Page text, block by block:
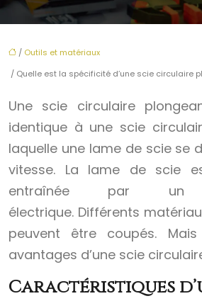
/ Outils et matériaux
/ Quelle est la spécificité d’une scie circulaire
Une scie circulaire
identique à une scie
laquelle une lame de scie se
vitesse. La lame de scie
entraînée par un
électrique. Différents
peuvent être coupés.
avantages d’une scie
Caractéristiques